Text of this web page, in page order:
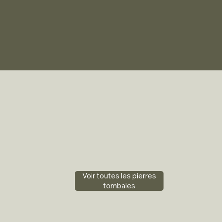
Voir toutes les pierres
tombales